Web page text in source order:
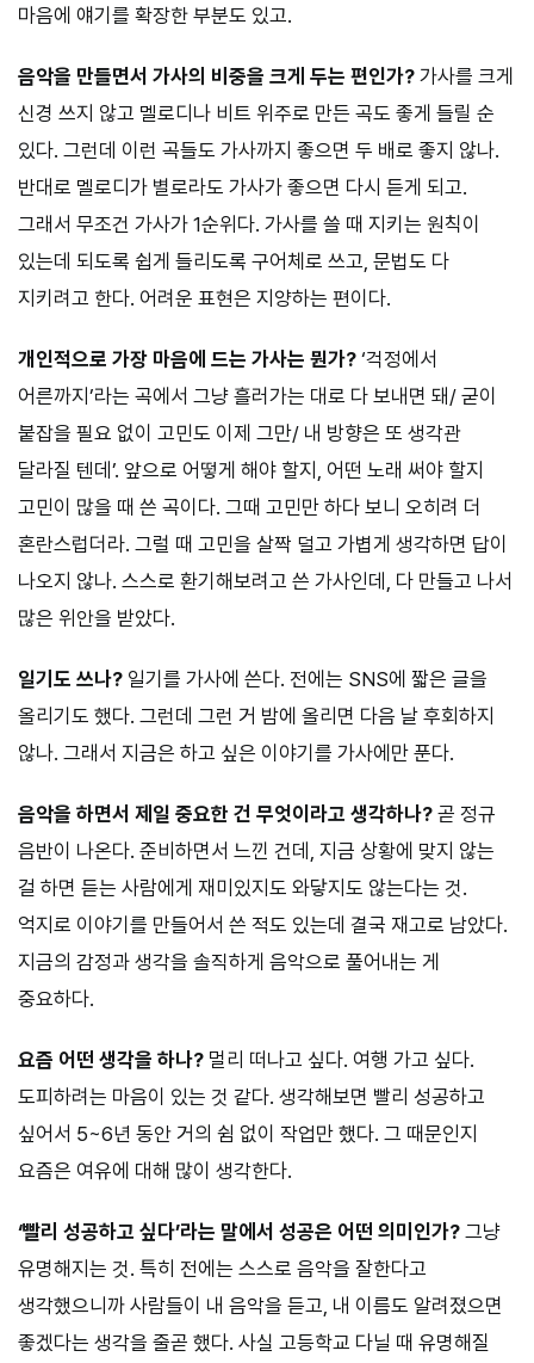
마음에 얘기를 확장한 부분도 있고.
음악을 만들면서 가사의 비중을 크게 두는 편인가? 가사를 크게
신경 쓰지 않고 멜로디나 비트 위주로 만든 곡도 좋게 들릴 순
있다. 그런데 이런 곡들도 가사까지 좋으면 두 배로 좋지 않나.
반대로 멜로디가 별로라도 가사가 좋으면 다시 듣게 되고.
그래서 무조건 가사가 1순위다. 가사를 쓸 때 지키는 원칙이
있는데 되도록 쉽게 들리도록 구어체로 쓰고, 문법도 다
지키려고 한다. 어려운 표현은 지양하는 편이다.
개인적으로 가장 마음에 드는 가사는 뭔가? ‘걱정에서
어른까지’라는 곡에서 그냥 흘러가는 대로 다 보내면 돼/ 굳이
붙잡을 필요 없이 고민도 이제 그만/ 내 방향은 또 생각관
달라질 텐데’. 앞으로 어떻게 해야 할지, 어떤 노래 써야 할지
고민이 많을 때 쓴 곡이다. 그때 고민만 하다 보니 오히려 더
혼란스럽더라. 그럴 때 고민을 살짝 덜고 가볍게 생각하면 답이
나오지 않나. 스스로 환기해보려고 쓴 가사인데, 다 만들고 나서
많은 위안을 받았다.
일기도 쓰나? 일기를 가사에 쓴다. 전에는 SNS에 짧은 글을
올리기도 했다. 그런데 그런 거 밤에 올리면 다음 날 후회하지
않나. 그래서 지금은 하고 싶은 이야기를 가사에만 푼다.
음악을 하면서 제일 중요한 건 무엇이라고 생각하나? 곧 정규
음반이 나온다. 준비하면서 느낀 건데, 지금 상황에 맞지 않는
걸 하면 듣는 사람에게 재미있지도 와닿지도 않는다는 것.
억지로 이야기를 만들어서 쓴 적도 있는데 결국 재고로 남았다.
지금의 감정과 생각을 솔직하게 음악으로 풀어내는 게
중요하다.
요즘 어떤 생각을 하나? 멀리 떠나고 싶다. 여행 가고 싶다.
도피하려는 마음이 있는 것 같다. 생각해보면 빨리 성공하고
싶어서 5~6년 동안 거의 쉼 없이 작업만 했다. 그 때문인지
요즘은 여유에 대해 많이 생각한다.
‘빨리 성공하고 싶다’라는 말에서 성공은 어떤 의미인가? 그냥
유명해지는 것. 특히 전에는 스스로 음악을 잘한다고
생각했으니까 사람들이 내 음악을 듣고, 내 이름도 알려졌으면
좋겠다는 생각을 줄곧 했다. 사실 고등학교 다닐 때 유명해질